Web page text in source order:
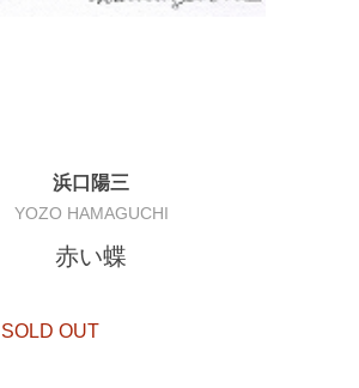
浜口陽三
YOZO HAMAGUCHI
赤い蝶
SOLD OUT